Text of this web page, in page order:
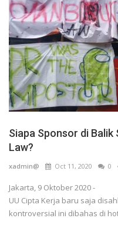
Siapa Sponsor di Balik
Law?
xadmin@ Oct 11, 2020 0
Jakarta, 9 Oktober 2020 -
UU Cipta Kerja baru saja
kontroversial ini dibahas di